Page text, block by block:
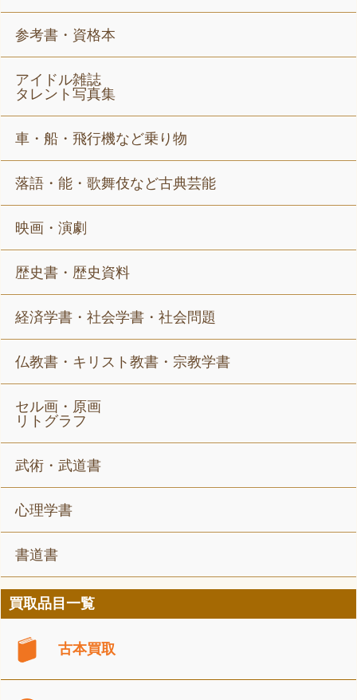
参考書・資格本
アイドル雑誌
タレント写真集
車・船・飛行機など乗り物
落語・能・歌舞伎など古典芸能
映画・演劇
歴史書・歴史資料
経済学書・社会学書・社会問題
仏教書・キリスト教書・宗教学書
セル画・原画
リトグラフ
武術・武道書
心理学書
書道書
買取品目一覧
古本買取